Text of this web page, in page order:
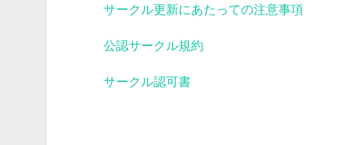
サークル更新にあたっての注意事項
公認サークル規約
サークル認可書